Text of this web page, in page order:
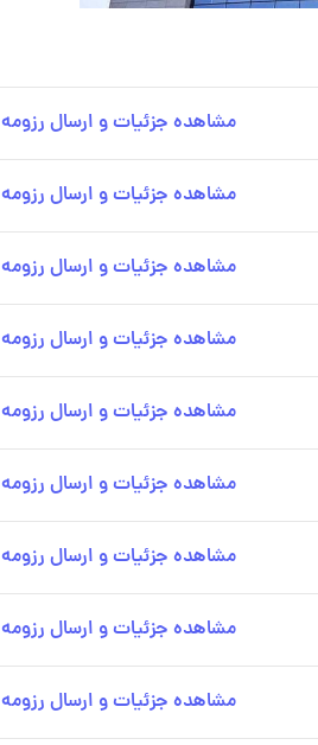
مشاهده جزئیات و ارسال رزومه
مشاهده جزئیات و ارسال رزومه
مشاهده جزئیات و ارسال رزومه
مشاهده جزئیات و ارسال رزومه
مشاهده جزئیات و ارسال رزومه
مشاهده جزئیات و ارسال رزومه
مشاهده جزئیات و ارسال رزومه
مشاهده جزئیات و ارسال رزومه
مشاهده جزئیات و ارسال رزومه